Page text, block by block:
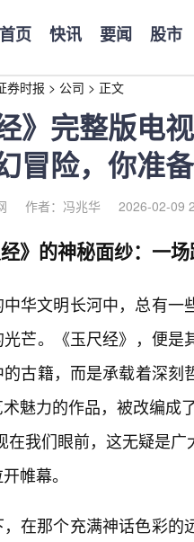
首页 快讯 要闻 股市
券时报 > 公司 > 正文
》完整版电
冒险，你准
作者：冯兆华 2026-02-09
》的神秘面纱：一
华文明长河中，总有一
芒。《玉尺经》，便
古籍，而是承载着深
魅力的作品，被改编成
在我们眼前，这无疑是
帷幕。
在那个充满神话色彩的